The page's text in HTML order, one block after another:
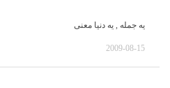
یه جمله , یه دنیا معنی
2009-08-15